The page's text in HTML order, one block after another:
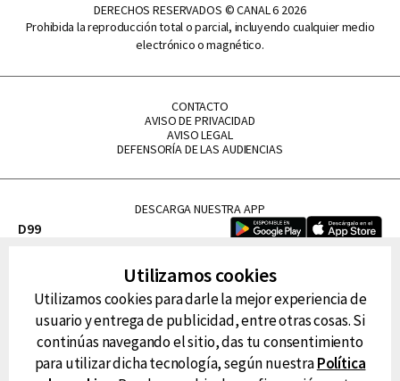
DERECHOS RESERVADOS © CANAL 6 2026
Prohibida la reproducción total o parcial, incluyendo cualquier medio
electrónico o magnético.
CONTACTO
AVISO DE PRIVACIDAD
AVISO LEGAL
DEFENSORÍA DE LAS AUDIENCIAS
DESCARGA NUESTRA APP
D99
FM Tu
RG Deportiva
Classic FM
Utilizamos cookies
Utilizamos cookies para darle la mejor experiencia de
usuario y entrega de publicidad, entre otras cosas. Si
continúas navegando el sitio, das tu consentimiento
para utilizar dicha tecnología, según nuestraPolítica